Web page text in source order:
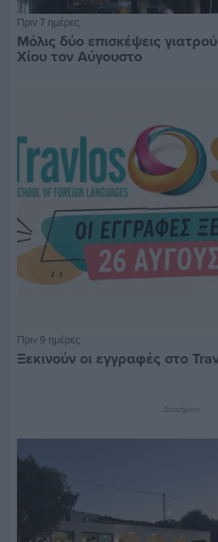
Πριν 7 ημέρες
Μόλις δύο επισκέψεις
Χίου τον Αύγουστο
Πριν 9 ημέρες
Ξεκινούν οι εγγραφές στο
Διαφήμιση